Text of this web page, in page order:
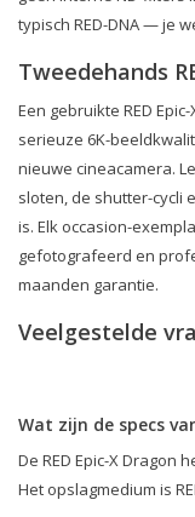
typisch RED-DNA — je
Tweedehands
Een gebruikte RED
serieuze 6K-
nieuwe cineacamera.
sloten, de shutter-cycli
is. Elk occasion-
gefotografeerd en
maanden garantie.
Veelgestelde
Wat zijn de specs
De RED Epic-X Dragon
Het opslagmedium is